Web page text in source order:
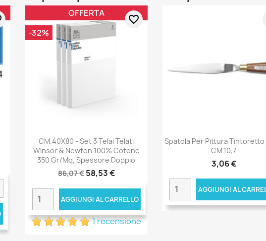
CM.40X80 - Set 3 Telai Telati
Winsor & Newton 100% Cotone
350 Gr/mq, Spessore Doppio
86,07 € 58,53 €
AGGIUNGI AL CARRELLO
1 recensione
OFFERTA
-32%
favorite_border
Spatola Per Pittura Tintoretto
CM.10,7
3,06 €
AGGIUNGI AL